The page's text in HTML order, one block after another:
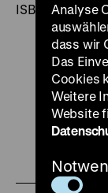
ISBN 3-7757-
Zu
Seite
Analyse
dass wir
Das
Cookies
Weitere
Website